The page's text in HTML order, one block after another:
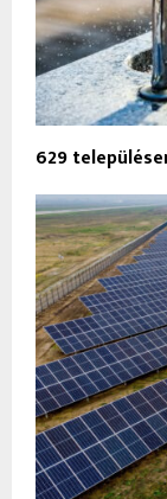
629